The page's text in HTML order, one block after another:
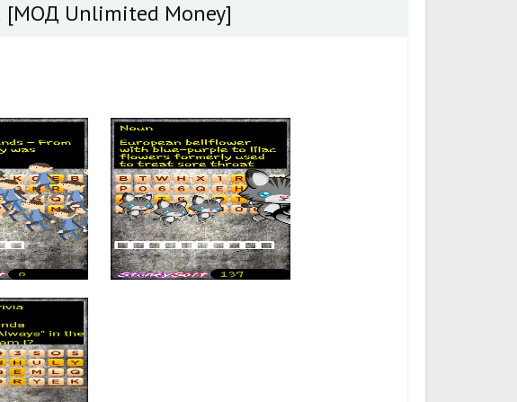
[МОД Unlimited Money]